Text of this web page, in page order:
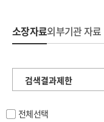
소장자료외부기관 자료
검색결과제한
전체선택